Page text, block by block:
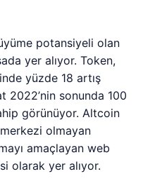
potansiyeli olan
yer alıyor. Token,
yüzde 18 artış
2022’nin sonunda 100
görünüyor. Altcoin
olmayan
amaçlayan web
olarak yer alıyor.